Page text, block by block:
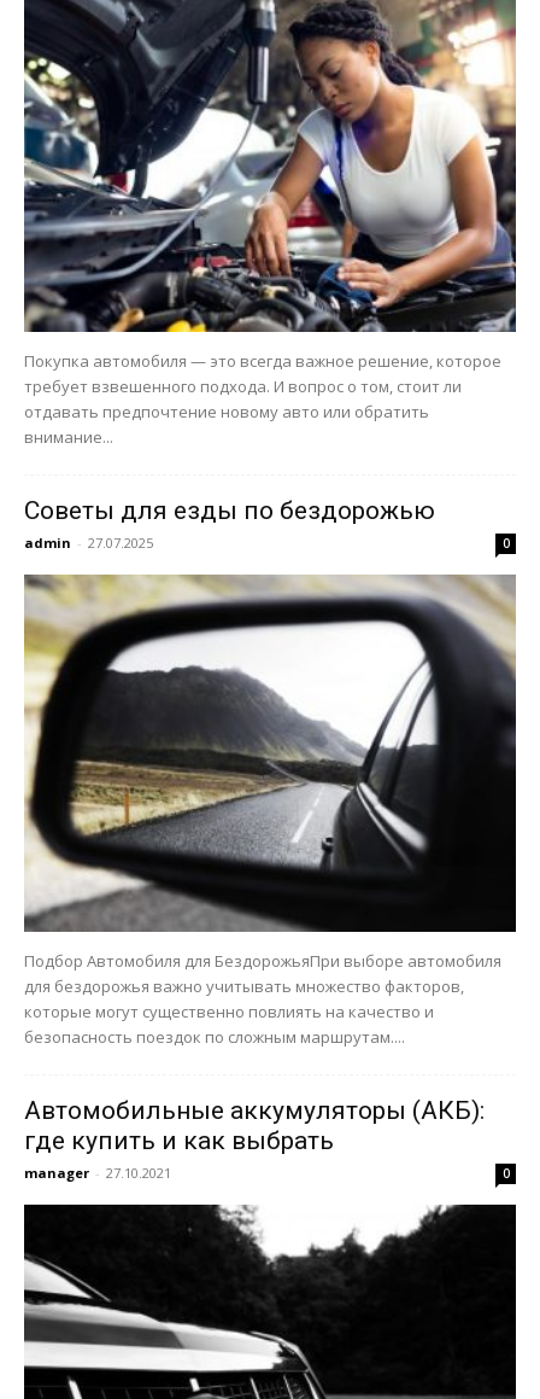
Покупка автомобиля — это всегда важное решение, которое
требует взвешенного подхода. И вопрос о том, стоит ли
отдавать предпочтение новому авто или обратить
внимание...
Советы для езды по бездорожью
admin - 27.07.2025 0
Подбор Автомобиля для БездорожьяПри выборе автомобиля
для бездорожья важно учитывать множество факторов,
которые могут существенно повлиять на качество и
безопасность поездок по сложным маршрутам....
Автомобильные аккумуляторы (АКБ):
где купить и как выбрать
manager - 27.10.2021 0